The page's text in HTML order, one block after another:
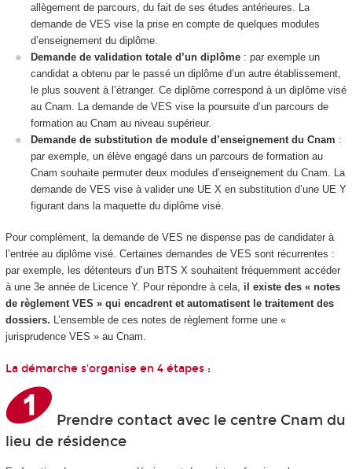
allègement de parcours, du fait de ses études antérieures. La
demande de VES vise la prise en compte de quelques modules
d’enseignement du diplôme.
Demande de validation totale d’un diplôme : par exemple un
candidat a obtenu par le passé un diplôme d’un autre établissement,
le plus souvent à l’étranger. Ce diplôme correspond à un diplôme visé
au Cnam. La demande de VES vise la poursuite d’un parcours de
formation au Cnam au niveau supérieur.
Demande de substitution de module d’enseignement du Cnam :
par exemple, un élève engagé dans un parcours de formation au
Cnam souhaite permuter deux modules d’enseignement du Cnam. La
demande de VES vise à valider une UE X en substitution d’une UE Y
figurant dans la maquette du diplôme visé.
Pour complément, la demande de VES ne dispense pas de candidater à
l’entrée au diplôme visé. Certaines demandes de VES sont récurrentes :
par exemple, les détenteurs d’un BTS X souhaitent fréquemment accéder
à une 3e année de Licence Y. Pour répondre à cela, il existe des « notes
de règlement VES » qui encadrent et automatisent le traitement des
dossiers. L’ensemble de ces notes de règlement forme une «
jurisprudence VES » au Cnam.
La démarche s'organise en 4 étapes :
Prendre contact avec le centre Cnam du
lieu de résidence